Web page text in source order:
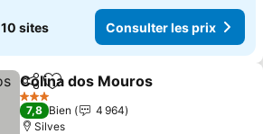
10 sites Consulter les prix
PartagerAjouter à mes favoris
Colina dos Mouros
3 Étoiles
7,8 Bien
4 964
Silves